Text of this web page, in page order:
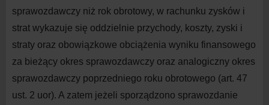
sprawozdawczy niż rok obrotowy, w rachunku zysków i
strat wykazuje się oddzielnie przychody, koszty, zyski i
straty oraz obowiązkowe obciążenia wyniku finansowego
za bieżący okres sprawozdawczy oraz analogiczny okres
sprawozdawczy poprzedniego roku obrotowego (art. 47
ust. 2 uor). A zatem jeżeli sporządzono sprawozdanie